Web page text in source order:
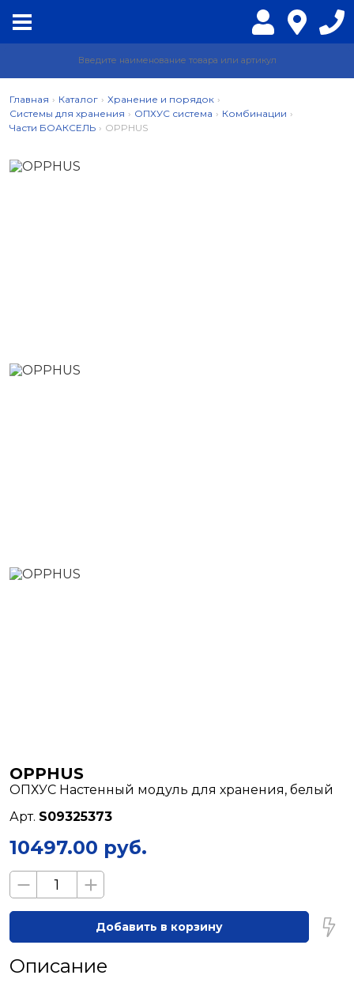
Главная › Каталог › Хранение и порядок ›
Системы для хранения › ОПХУС система › Комбинации ›
Части БОАКСЕЛЬ › OPPHUS
OPPHUS
ОПХУС Настенный модуль для хранения, белый
Арт. S09325373
10497.00 руб.
Добавить в корзину
Описание